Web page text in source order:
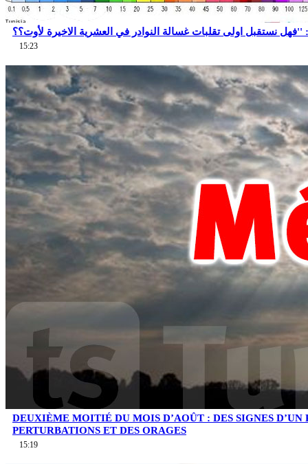
15:23
DEUXIÈME MOITIÉ DU MOIS D’AOÛT : DES SIGNES D’UN
PERTURBATIONS ET DES ORAGES
15:19